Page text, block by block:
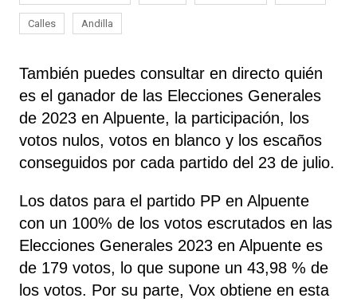
Calles Andilla
También puedes consultar en directo quién
es el ganador de las Elecciones Generales
de 2023 en Alpuente, la participación, los
votos nulos, votos en blanco y los escaños
conseguidos por cada partido del 23 de julio.
Los datos para el partido PP en Alpuente
con un 100% de los votos escrutados en las
Elecciones Generales 2023 en Alpuente es
de 179 votos, lo que supone un 43,98 % de
los votos. Por su parte, Vox obtiene en esta